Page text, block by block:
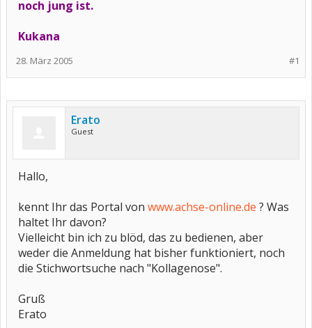
noch jung ist.
Kukana
#1
28. März 2005
Erato
Guest
Hallo,
kennt Ihr das Portal von www.achse-online.de ? Was
haltet Ihr davon?
Vielleicht bin ich zu blöd, das zu bedienen, aber
weder die Anmeldung hat bisher funktioniert, noch
die Stichwortsuche nach "Kollagenose".
Gruß
Erato